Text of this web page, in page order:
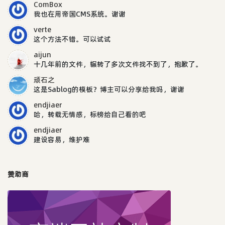
ComBox
我也在用帝国CMS系统。谢谢
verte
这个方法不错。可以试试
aijun
十几年前的文件，辗转了多次文件找不到了，抱歉了。
顽石之
这是Sablog的模板？博主可以分享给我吗，谢谢
endjiaer
哈，转载无情感，标榜给自己看的吧
endjiaer
建设容易，维护难
赞助商